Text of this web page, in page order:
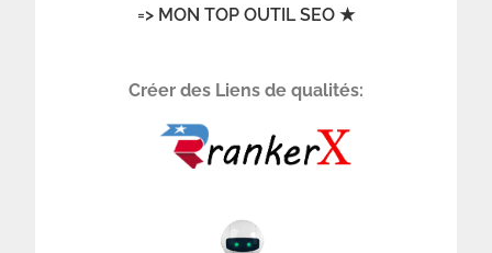
=> MON TOP OUTIL SEO ★
Créer des Liens de qualités: